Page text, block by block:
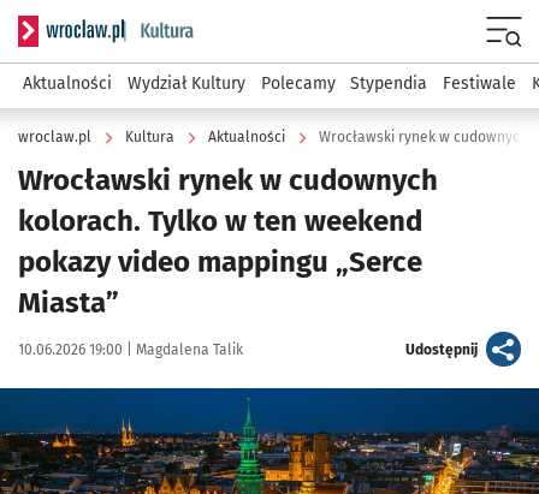
Serwis informacyjny wroclaw.pl podserwis: Kultura
Aktualności Wydział Kultury Polecamy Stypendia Festiwale
wroclaw.pl Kultura Aktualności
Wrocławski rynek w cudownych
kolorach. Tylko w ten weekend
pokazy video mappingu „Serce
Miasta”
Data publikacji:
10.06.2026 19:00 | Autor:
Magdalena Talik Udostępnijartykuł